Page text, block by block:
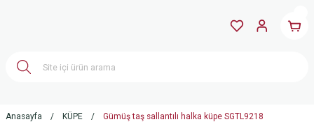
Anasayfa KÜPE Gümüş taş sallantılı halka küpe SGTL9218